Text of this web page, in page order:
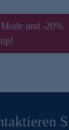
und -20%